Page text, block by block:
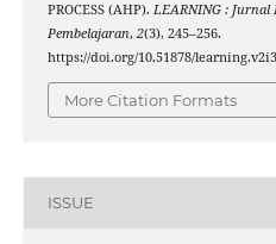
PROCESS (AHP). LEARNING : Jurnal
Pembelajaran, 2(3), 245–256.
https://doi.org/10.51878/
More Citation Formats
ISSUE